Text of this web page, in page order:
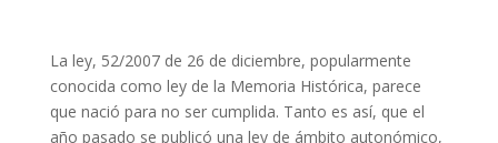
La ley, 52/2007 de 26 de diciembre, popularmente
conocida como ley de la Memoria Histórica, parece
que nació para no ser cumplida. Tanto es así, que el
año pasado se publicó una ley de ámbito autonómico,